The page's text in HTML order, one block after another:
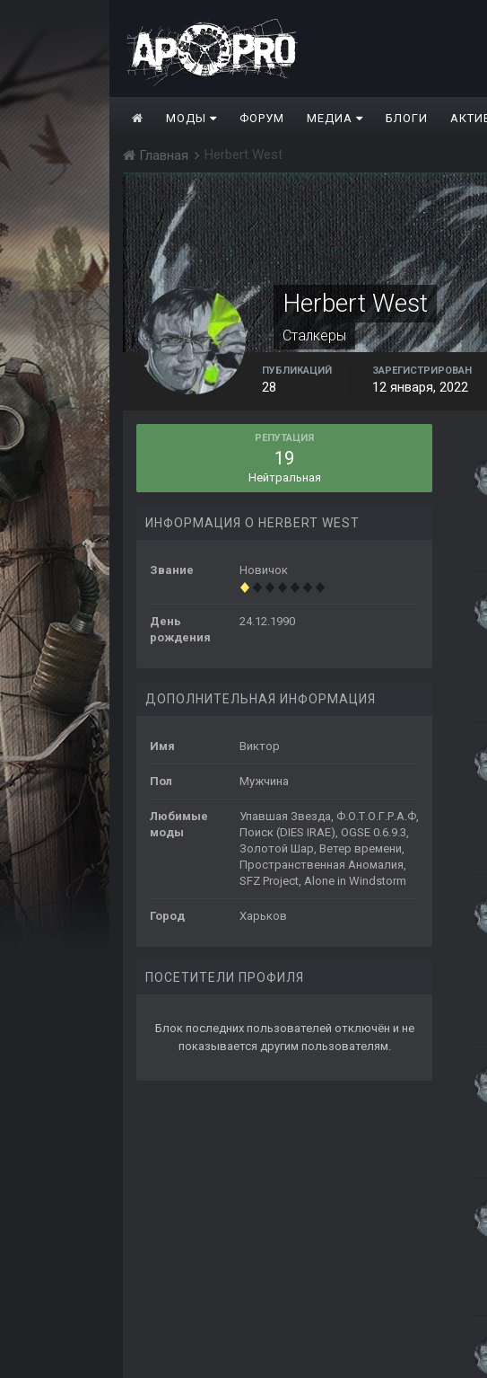
МОДЫ ФОРУМ МЕДИА БЛОГИ
Главная Herbert West
Herbert West
Сталкеры
ПУБЛИКАЦИЙ
28
ЗАРЕГИСТРИРОВАН
12 января, 2022
РЕПУТАЦИЯ
19
Нейтральная
ИНФОРМАЦИЯ О HERBERT WEST
Звание Новичок
День
рождения
24.12.1990
ДОПОЛНИТЕЛЬНАЯ ИНФОРМАЦИЯ
Имя Виктор
Пол Мужчина
Любимые
моды
Упавшая Звезда, Ф.О.Т.О.Г.Р.А.Ф,
Поиск (DIES IRAE), OGSE 0.6.9.3,
Золотой Шар, Ветер времени,
Пространственная Аномалия,
SFZ Project, Alone in Windstorm
Город Харьков
ПОСЕТИТЕЛИ ПРОФИЛЯ
Блок последних пользователей отключён и не
показывается другим пользователям.